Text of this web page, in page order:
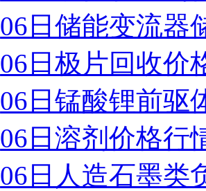
06日储能变流器
06日极片回收价
06日锰酸锂前驱
06日溶剂价格行
06日人造石墨类